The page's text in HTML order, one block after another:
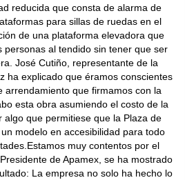
reducida que consta de alarma de
para sillas de ruedas en el
de una plataforma elevadora que
personas al tendido sin tener que ser
José Cutiño, representante de la
ha explicado que éramos conscientes
arrendamiento que firmamos con la
esta obra asumiendo el costo de la
que permitiese que la Plaza de
modelo en accesibilidad para todo
muy contentos por el
de Apamex, se ha mostrado
La empresa no solo ha hecho lo